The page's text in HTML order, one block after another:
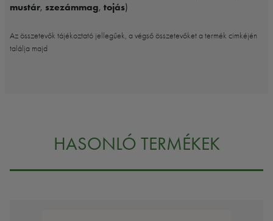
mustár, szezámmag, tojás)
Az összetevők tájékoztató jellegűek, a végső összetevőket a termék cimkéjén
találja majd
HASONLÓ TERMÉKEK